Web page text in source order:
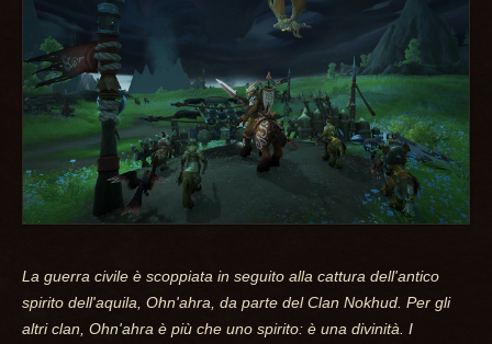
La guerra civile è scoppiata in seguito alla cattura dell'antico
spirito dell'aquila, Ohn'ahra, da parte del Clan Nokhud. Per gli
altri clan, Ohn'ahra è più che uno spirito: è una divinità. I